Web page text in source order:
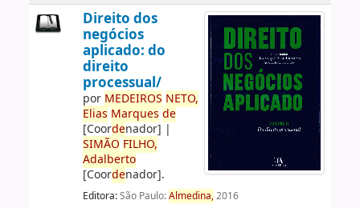
Direito dos
negócios
aplicado: do
direito
processual/
por MEDEIROS NETO,
Elias Marques de
[Coordenador] |
SIMÃO FILHO,
Adalberto
[Coordenador].
Editora:São Paulo:Almedina,2016